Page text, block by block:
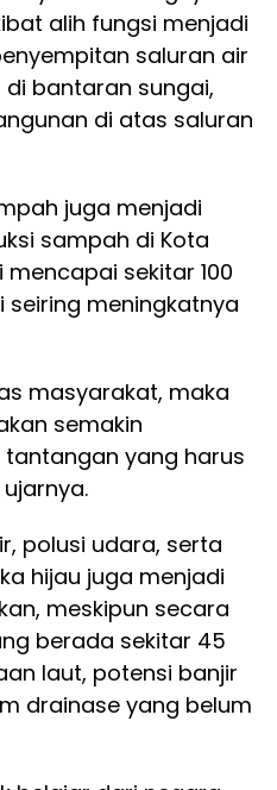
alih fungsi menjadi
saluran air
bantaran sungai,
di atas saluran
juga menjadi
sampah di Kota
sekitar 100
seiring meningkatnya
masyarakat, maka
semakin
tantangan yang harus
polusi udara, serta
hijau juga menjadi
meskipun secara
berada sekitar 45
laut, potensi banjir
drainase yang belum